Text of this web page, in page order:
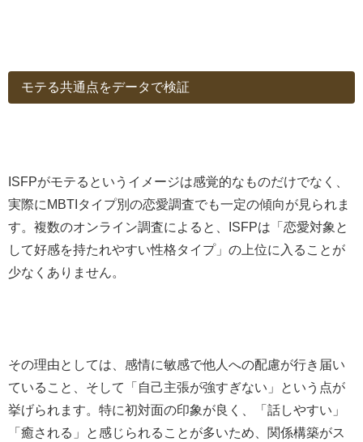
モテる共通点をデータで検証
ISFPがモテるというイメージは感覚的なものだけでなく、
実際にMBTIタイプ別の恋愛調査でも一定の傾向が見られま
す。複数のオンライン調査によると、ISFPは「恋愛対象と
して好感を持たれやすい性格タイプ」の上位に入ることが
少なくありません。
その理由としては、感情に敏感で他人への配慮が行き届い
ていること、そして「自己主張が強すぎない」という点が
挙げられます。特に初対面の印象が良く、「話しやすい」
「癒される」と感じられることが多いため、関係構築がス